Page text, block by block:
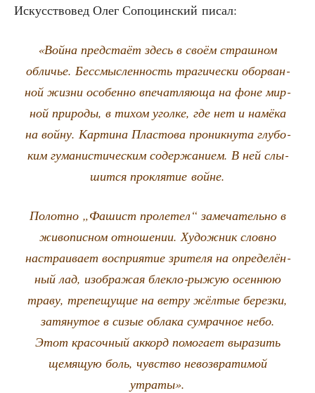
Искус­ство­вед Олег Сопо­цин­ский писал:
«Вой­на пред­ста­ёт здесь в сво­ём страш­ном
обли­чье. Бес­смыс­лен­ность тра­ги­че­ски обо­рван­
ной жиз­ни осо­бен­но впе­чат­ля­ю­ща на фоне мир­
ной при­ро­ды, в тихом угол­ке, где нет и намё­ка
на вой­ну. Кар­ти­на Пла­сто­ва про­ник­ну­та глу­бо­
ким гума­ни­сти­че­ским содер­жа­ни­ем. В ней слы­
шит­ся про­кля­тие войне.
Полот­но „Фашист про­ле­тел“ заме­ча­тель­но в
живо­пис­ном отно­ше­нии. Худож­ник слов­но
настра­и­ва­ет вос­при­я­тие зри­те­ля на опре­де­лён­
ный лад, изоб­ра­жая блекло‑рыжую осен­нюю
тра­ву, тре­пе­щу­щие на вет­ру жёл­тые берез­ки,
затя­ну­тое в сизые обла­ка сумрач­ное небо.
Этот кра­соч­ный аккорд помо­га­ет выра­зить
щемя­щую боль, чув­ство невоз­вра­ти­мой
утраты».